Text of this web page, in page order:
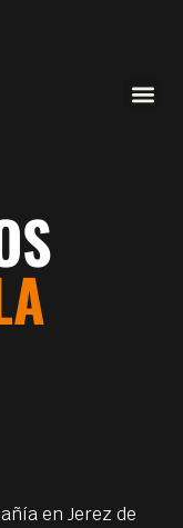
en Jerez de